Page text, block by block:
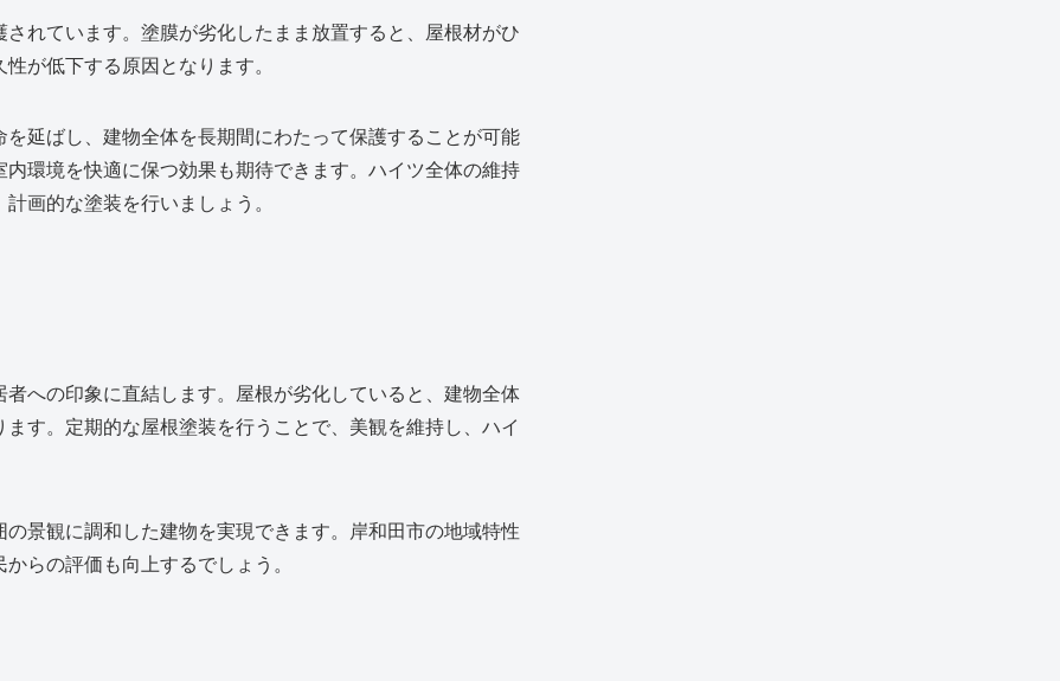
れています。塗膜が劣化したまま放置すると、屋根材がひ
が低下する原因となります。
延ばし、建物全体を長期間にわたって保護することが可能
環境を快適に保つ効果も期待できます。ハイツ全体の維持
画的な塗装を行いましょう。
への印象に直結します。屋根が劣化していると、建物全体
す。定期的な屋根塗装を行うことで、美観を維持し、ハイ
景観に調和した建物を実現できます。岸和田市の地域特性
らの評価も向上するでしょう。